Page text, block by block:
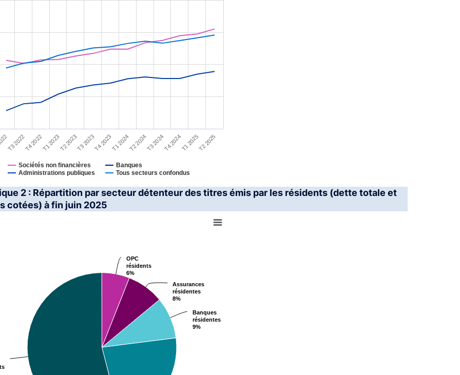
Sociétés non financières
Banques
Administrations publiques
Tous secteurs confondus
T3 2022T4 2022T1 2023T2 2023T3 2023T4 2023T1 2024T2 2024T3 2024T4 2024T1 2025T2 2025
chart.
2 : Répartition par secteur détenteur des titres émis par les résidents (dette totale et
cotées) à fin juin 2025
OPC
résidents
6%
OPC
résidents
6%
Assurances
résidentes
8%
Assurances
résidentes
8%
Banques
résidentes
9%
Banques
résidentes
9%